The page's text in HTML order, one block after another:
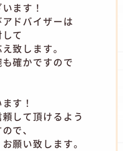
ます！
ドバイザーは
て
致します。
確かですので
す！
して頂けるよう
で、
願い致します。